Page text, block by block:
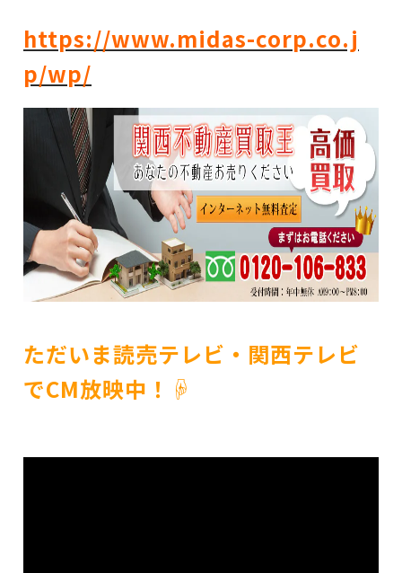
https://www.midas-corp.co.j
p/wp/
ただいま読売テレビ・関西テレビ
でCM放映中！☟